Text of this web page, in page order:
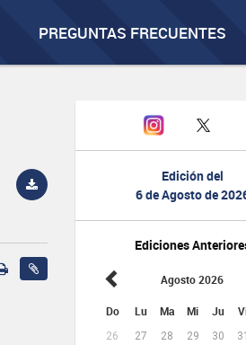
PREGUNTAS FRECUENTES
Edición del
6 de Agosto de
Ediciones
Agosto 2026
Do Lu Ma Mi Ju
26 27 28 29 30 31